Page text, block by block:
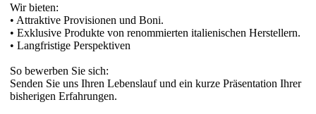
Wir bieten:
• Attraktive Provisionen und Boni.
• Exklusive Produkte von renommierten italienischen Herstellern.
• Langfristige Perspektiven
So bewerben Sie sich:
Senden Sie uns Ihren Lebenslauf und ein kurze Präsentation Ihrer
bisherigen Erfahrungen.